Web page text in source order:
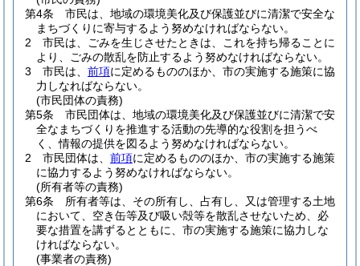
第4条
市民は、地域の環境美化及び保護並びに清潔で安全な
まちづくりに寄与するよう努めなければならない。
2
市民は、ごみを生じさせたときは、これを持ち帰ることに
より、ごみの散乱を防止するよう努めなければならない。
3
市民は、 前項に定めるもののほか、市の実施する施策に協
力しなればならない。
(市民団体の責務)
第5条
市民団体は、地域の環境美化及び保護並びに清潔で安
全なまちづくりを推進する活動の先導的な役割を担うべ
く、情報の提供を図るよう努めなければならない。
2
市民団体は、 前項に定めるもののほか、市の実施する施策
に協力するよう努めなければならない。
(所有者等の責務)
第6条
所有者等は、その所有し、占有し、又は管理する土地
において、空き缶等及び吸い殻等を散乱させないため、必
要な措置を講ずるとともに、市の実施する施策に協力しな
ければならない。
(事業者の責務)